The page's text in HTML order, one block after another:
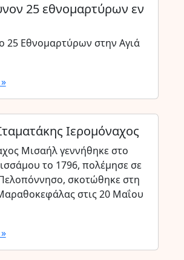
25 εθνομαρτύρων εν
25 Εθνομαρτύρων στην Αγιά
Ιερομόναχος
Μισαήλ γεννήθηκε στο
το 1796, πολέμησε σε
σκοτώθηκε στη
στις 20 Μαΐου